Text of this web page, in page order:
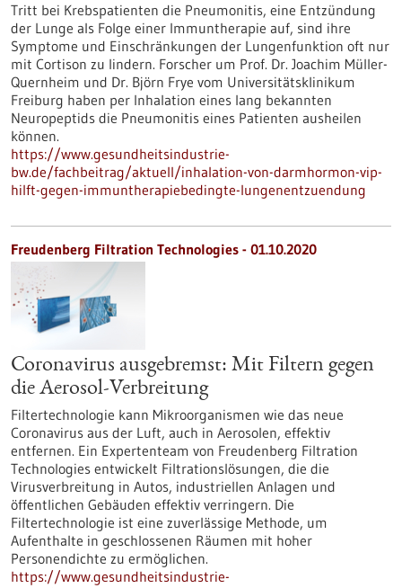
Tritt bei Krebspatienten die Pneumonitis, eine Entzündung
der Lunge als Folge einer Immuntherapie auf, sind ihre
Symptome und Einschränkungen der Lungenfunktion oft nur
mit Cortison zu lindern. Forscher um Prof. Dr. Joachim Müller-
Quernheim und Dr. Björn Frye vom Universitätsklinikum
Freiburg haben per Inhalation eines lang bekannten
Neuropeptids die Pneumonitis eines Patienten ausheilen
können.
https://www.gesundheitsindustrie-
bw.de/fachbeitrag/aktuell/inhalation-von-darmhormon-vip-
hilft-gegen-immuntherapiebedingte-lungenentzuendung
Freudenberg Filtration Technologies - 01.10.2020
Coronavirus ausgebremst: Mit Filtern gegen
die Aerosol-Verbreitung
Filtertechnologie kann Mikroorganismen wie das neue
Coronavirus aus der Luft, auch in Aerosolen, effektiv
entfernen. Ein Expertenteam von Freudenberg Filtration
Technologies entwickelt Filtrationslösungen, die die
Virusverbreitung in Autos, industriellen Anlagen und
öffentlichen Gebäuden effektiv verringern. Die
Filtertechnologie ist eine zuverlässige Methode, um
Aufenthalte in geschlossenen Räumen mit hoher
Personendichte zu ermöglichen.
https://www.gesundheitsindustrie-